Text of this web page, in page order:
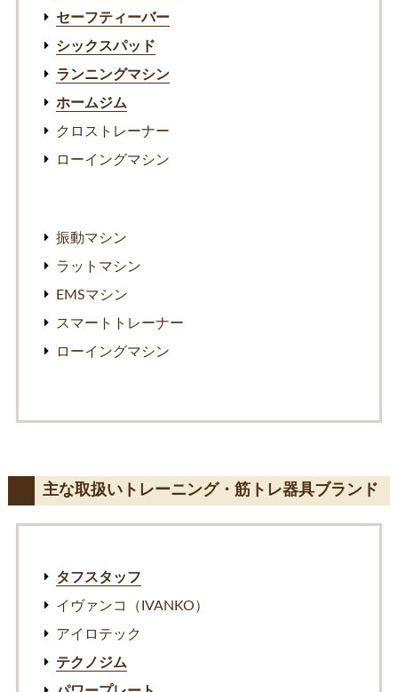
セーフティーバー
シックスパッド
ランニングマシン
ホームジム
クロストレーナー
ローイングマシン
振動マシン
ラットマシン
EMSマシン
スマートトレーナー
ローイングマシン
主な取扱いトレーニング・筋トレ器具ブランド
タフスタッフ
イヴァンコ（IVANKO）
アイロテック
テクノジム